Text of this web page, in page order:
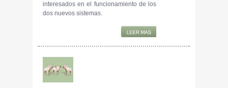
interesados en el funcionamiento de los
dos nuevos sistemas.